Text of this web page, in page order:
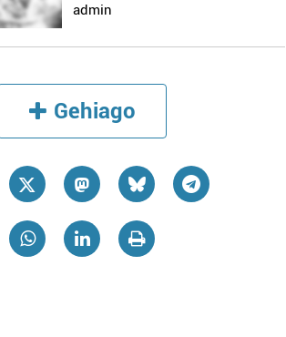
admin
Gehiago